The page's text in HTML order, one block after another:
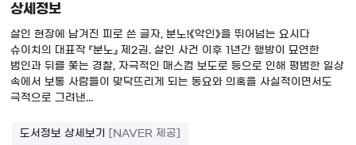
상세정보
살인 현장에 남겨진 피로 쓴 글자, 분노!《악인》을 뛰어넘는 요시다
슈이치의 대표작 『분노』 제2권. 살인 사건 이후 1년간 행방이 묘연한
범인과 뒤를 쫓는 경찰, 자극적인 매스컴 보도로 등으로 인해 평범한 일상
속에서 보통 사람들이 맞닥뜨리게 되는 동요와 의혹을 사실적이면서도
극적으로 그려낸...
도서정보 상세보기 [NAVER 제공]